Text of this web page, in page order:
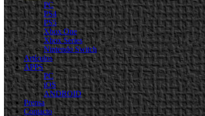
PC
PS4
PS5
Xbox One
Xbox Series
Nintendo Switch
Artículos
APPS
PC
iOS
ANDROID
Prensa
Contacto